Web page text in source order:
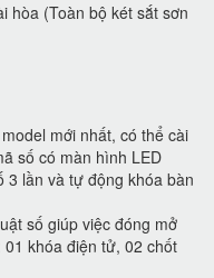
hòa (Toàn bộ két sắt sơn
mới nhất, có thể cài
số có màn hình LED
3 lần và tự động khóa bàn
số giúp việc đóng mở
khóa điện tử, 02 chốt